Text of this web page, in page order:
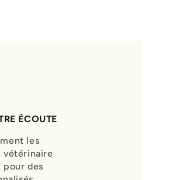
ÉCOUTE
les
vétérinaire
pour des